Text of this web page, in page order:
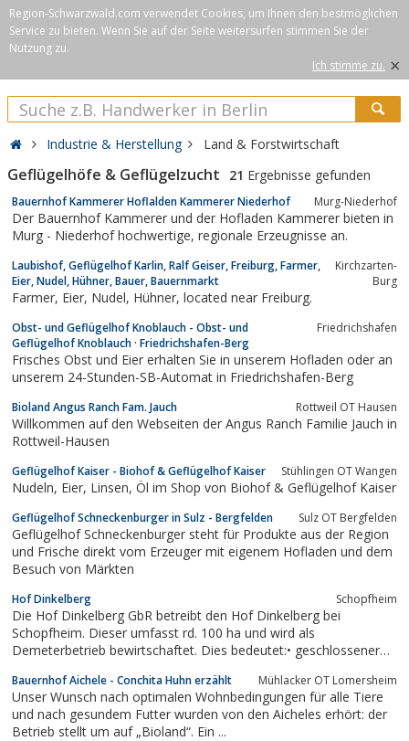
Region-Schwarzwald.com verwendet Cookies, um Ihnen den bestmöglichen
Service zu bieten. Wenn Sie auf der Seite weitersurfen stimmen Sie der
Nutzung zu.
Ich stimme zu. ×
Industrie & Herstellung Land & Forstwirtschaft
Geflügelhöfe & Geflügelzucht 21 Ergebnisse gefunden
Bauernhof Kammerer Hoflalden Kammerer Niederhof Murg-Niederhof
Der Bauernhof Kammerer und der Hofladen Kammerer bieten in
Murg - Niederhof hochwertige, regionale Erzeugnisse an.
Laubishof, Geflügelhof Karlin, Ralf Geiser, Freiburg, Farmer,
Eier, Nudel, Hühner, Bauer, Bauernmarkt
Kirchzarten-
Burg
Farmer, Eier, Nudel, Hühner, located near Freiburg.
Obst- und Geflügelhof Knoblauch - Obst- und
Geflügelhof Knoblauch · Friedrichshafen-Berg
Friedrichshafen
Frisches Obst und Eier erhalten Sie in unserem Hofladen oder an
unserem 24-Stunden-SB-Automat in Friedrichshafen-Berg
Bioland Angus Ranch Fam. Jauch Rottweil OT Hausen
Willkommen auf den Webseiten der Angus Ranch Familie Jauch in
Rottweil-Hausen
Geflügelhof Kaiser - Biohof & Geflügelhof Kaiser Stühlingen OT Wangen
Nudeln, Eier, Linsen, Öl im Shop von Biohof & Geflügelhof Kaiser
Geflügelhof Schneckenburger in Sulz - Bergfelden Sulz OT Bergfelden
Geflügelhof Schneckenburger steht für Produkte aus der Region
und Frische direkt vom Erzeuger mit eigenem Hofladen und dem
Besuch von Märkten
Hof Dinkelberg Schopfheim
Die Hof Dinkelberg GbR betreibt den Hof Dinkelberg bei
Schopfheim. Dieser umfasst rd. 100 ha und wird als
Demeterbetrieb bewirtschaftet. Dies bedeutet:• geschlossener
Spritzmittel• kein Einsatz von Gentechnik• artgerechte
Tierhaltung• Anwendung der...
Bauernhof Aichele - Conchita Huhn erzählt Mühlacker OT Lomersheim
Unser Wunsch nach optimalen Wohnbedingungen für alle Tiere
und nach gesundem Futter wurden von den Aicheles erhört: der
Betrieb stellt um auf „Bioland“. Ein ...